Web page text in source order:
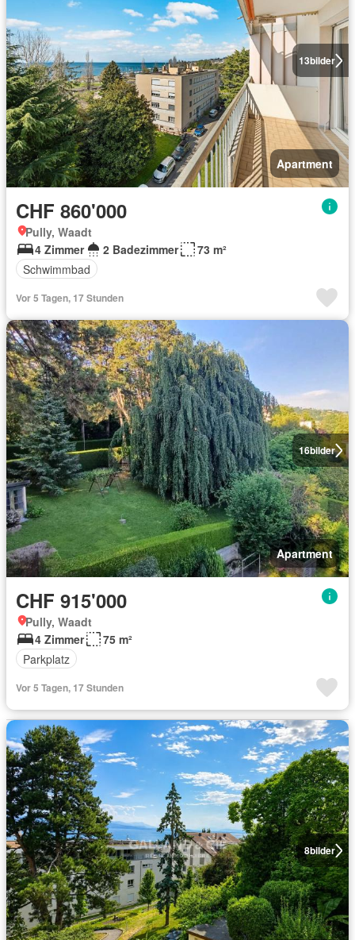
13bilder
Apartment
CHF 860'000
Pully, Waadt
4 Zimmer
2 Badezimmer
73 m²
Schwimmbad
Vor 5 Tagen, 17 Stunden
16bilder
Apartment
CHF 915'000
Pully, Waadt
4 Zimmer
75 m²
Parkplatz
Vor 5 Tagen, 17 Stunden
8bilder